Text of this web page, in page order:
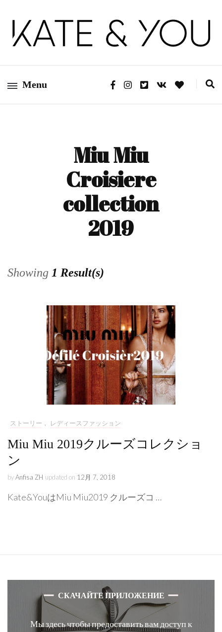
Kate&You
Menu
Miu Miu
Croisiere
collection
2019
Showing 1 Result(s)
ストーリー , レディースファッション
Miu Miu 2019クルーズコレクショ
ン
byAnfisa ZH updated on 12月 7, 2018
Kate&YouはMiu Miu2019 クルーズコ …
СКАЧАЙТЕ ПРИЛОЖЕНИЕ
Мы здесь чтобы предоставить вам доступ к